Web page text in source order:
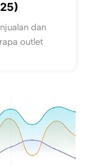
dan
outlet